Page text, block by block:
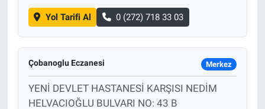
Yol Tarifi Al 0 (272) 718 33 03
Çobanoglu Eczanesi Merkez
YENİ DEVLET HASTANESİ KARŞISI NEDİM
HELVACIOĞLU BULVARI NO: 43 B